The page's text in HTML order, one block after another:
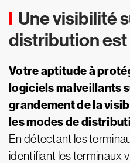
Une visibilité
distribution
Votre aptitude à
logiciels malveillants
grandement de la
les modes de
En détectant les
identifiant les terminaux